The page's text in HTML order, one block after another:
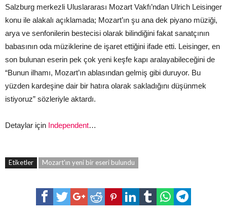
Salzburg merkezli Uluslararası Mozart Vakfı’ndan Ulrich Leisinger
konu ile alakalı açıklamada; Mozart’ın şu ana dek piyano müziği,
arya ve senfonilerin bestecisi olarak bilindiğini fakat sanatçının
babasının oda müziklerine de işaret ettiğini ifade etti. Leisinger, en
son bulunan eserin pek çok yeni keşfe kapı aralayabileceğini de
“Bunun ilhamı, Mozart’ın ablasından gelmiş gibi duruyor. Bu
yüzden kardeşine dair bir hatıra olarak sakladığını düşünmek
istiyoruz” sözleriyle aktardı.
Detaylar için Independent…
Etiketler Mozart'ın yeni bir eseri bulundu